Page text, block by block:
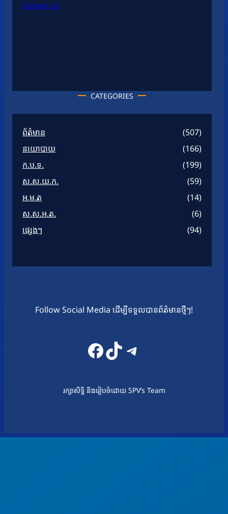
Contact Us
CATEGORIES
ព័ត៌មាន
(507)
នយោបាយ
(166)
ក.ប.ទ.
(199)
ស.ស.យ.ក.
(59)
អ.ម.ត
(14)
ស.ស.អ.ត.
(6)
ផ្សេងៗ
(94)
Follow Social Media ដើម្បីទទួលបានព័ត៌មានថ្មីៗ!
Facebook
TikTokTelegram
រក្សាសិទ្ធិ និងរៀបចំដោយ SPV’s Team